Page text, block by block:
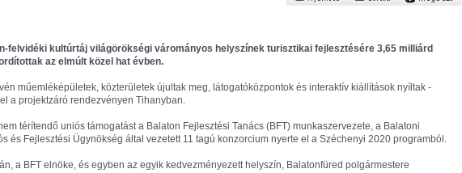
felvidéki kultúrtáj világörökségi várományos helyszínek turisztikai fejlesztésére 3,65 milliárd
az elmúlt közel hat évben.
műemléképületek, közterületek újultak meg, látogatóközpontok és interaktív kiállítások nyíltak -
a projektzáró rendezvényen Tihanyban.
térítendő uniós támogatást a Balaton Fejlesztési Tanács (BFT) munkaszervezete, a Balatoni
és Fejlesztési Ügynökség által vezetett 11 tagú konzorcium nyerte el a Széchenyi 2020 programból.
a BFT elnöke, és egyben az egyik kedvezményezett helyszín, Balatonfüred polgármestere